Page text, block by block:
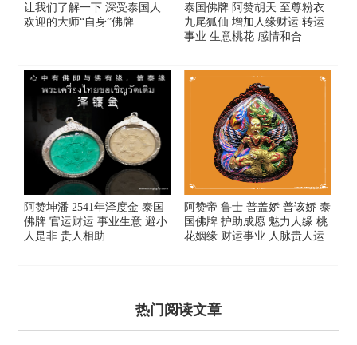
让我们了解一下 深受泰国人
欢迎的大师“自身”佛牌
泰国佛牌 阿赞胡天 至尊粉衣
九尾狐仙 增加人缘财运 转运
事业 生意桃花 感情和合
阿赞坤潘 2541年泽度金 泰国
佛牌 官运财运 事业生意 避小
人是非 贵人相助
阿赞帝 鲁士 普盖娇 普该娇 泰
国佛牌 护助成愿 魅力人缘 桃
花姻缘 财运事业 人脉贵人运
热门阅读文章